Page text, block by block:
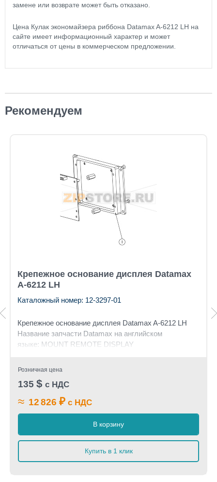
замене или возврате может быть отказано.
Цена Кулак экономайзера риббона Datamax A-6212 LH на
сайте имеет информационный характер и может
отличаться от цены в коммерческом предложении.
Рекомендуем
Крепежное основание дисплея Datamax
A-6212 LH
Каталожный номер: 12-3297-01
Крепежное основание дисплея Datamax A-6212 LH
Название запчасти Datamax на английском
языке: MOUNT REMOTE DISPLAY
Розничная цена
135 $ с НДС
≈ 12 826 ₽ с НДС
В корзину
Купить в 1 клик